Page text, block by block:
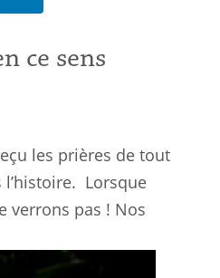
ce sens
les prières de tout
Lorsque
verrons pas ! Nos